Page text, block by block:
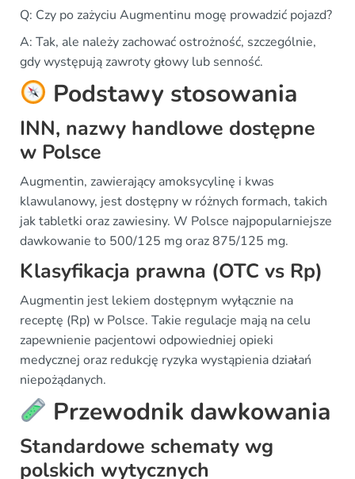
Q: Czy po zażyciu Augmentinu mogę prowadzić pojazd?
A: Tak, ale należy zachować ostrożność, szczególnie,
gdy występują zawroty głowy lub senność.
Podstawy stosowania
INN, nazwy handlowe dostępne
w Polsce
Augmentin, zawierający amoksycylinę i kwas
klawulanowy, jest dostępny w różnych formach, takich
jak tabletki oraz zawiesiny. W Polsce najpopularniejsze
dawkowanie to 500/125 mg oraz 875/125 mg.
Klasyfikacja prawna (OTC vs Rp)
Augmentin jest lekiem dostępnym wyłącznie na
receptę (Rp) w Polsce. Takie regulacje mają na celu
zapewnienie pacjentowi odpowiedniej opieki
medycznej oraz redukcję ryzyka wystąpienia działań
niepożądanych.
Przewodnik dawkowania
Standardowe schematy wg
polskich wytycznych